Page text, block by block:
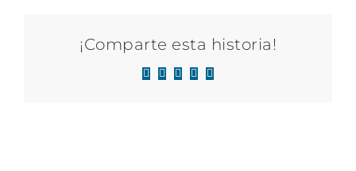
¡Comparte esta historia!
Facebook
X LinkedIn
WhatsApp
Correo